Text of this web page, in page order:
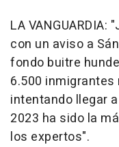
LA
con un aviso a
fondo buitre
6.500
intentando llegar
2023 ha sido la
los expertos".